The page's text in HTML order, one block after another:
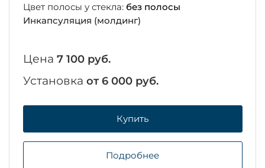
Цвет полосы у стекла: без полосы
Инкапсуляция (молдинг)
Цена 7 100 руб.
Установка от 6 000 руб.
Купить
Подробнее